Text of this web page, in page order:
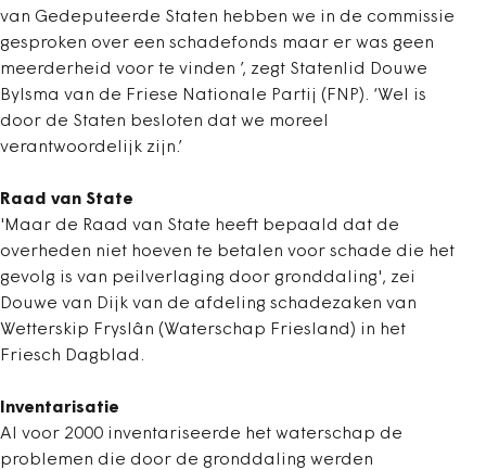
van Gedeputeerde Staten hebben we in de commissie
gesproken over een schadefonds maar er was geen
meerderheid voor te vinden ’, zegt Statenlid Douwe
Bylsma van de Friese Nationale Partij (FNP). ‘Wel is
door de Staten besloten dat we moreel
verantwoordelijk zijn.’
Raad van State
'Maar de Raad van State heeft bepaald dat de
overheden niet hoeven te betalen voor schade die het
gevolg is van peilverlaging door gronddaling', zei
Douwe van Dijk van de afdeling schadezaken van
Wetterskip Fryslân (Waterschap Friesland) in het
Friesch Dagblad.
Inventarisatie
Al voor 2000 inventariseerde het waterschap de
problemen die door de gronddaling werden